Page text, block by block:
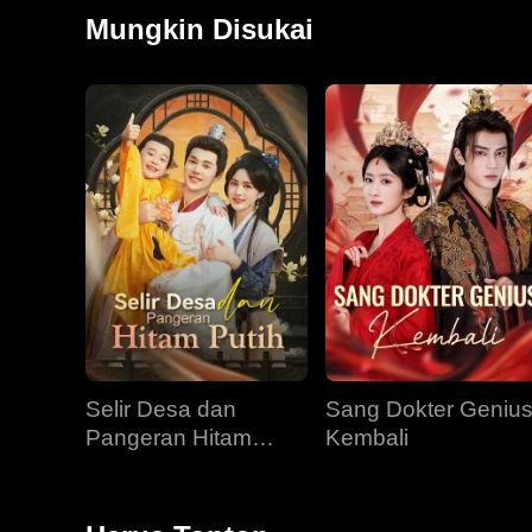
Sementara itu, Ryan, yang dihantui ingatan
Mungkin Disukai
Selir Desa dan
Pangeran Hitam
Sang Dokter Genius
Kembali